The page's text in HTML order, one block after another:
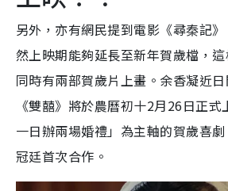
另外，亦有網民提到電影《尋秦記
然上映期能夠延長至新年賀歲檔，
同時有兩部賀歲片上畫。余香凝近
《雙囍》將於農曆初十2月26日正
一日辦兩場婚禮」為主軸的賀歲喜
冠廷首次合作。